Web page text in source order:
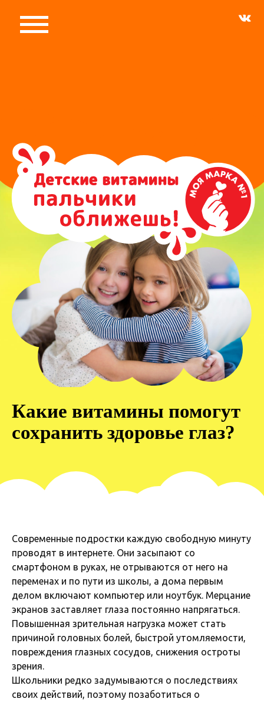
Какие витамины помогут
сохранить здоровье глаз?
Современные подростки каждую свободную минуту
проводят в интернете. Они засыпают со
смартфоном в руках, не отрываются от него на
переменах и по пути из школы, а дома первым
делом включают компьютер или ноутбук. Мерцание
экранов заставляет глаза постоянно напрягаться.
Повышенная зрительная нагрузка может стать
причиной головных болей, быстрой утомляемости,
повреждения глазных сосудов, снижения остроты
зрения.
Школьники редко задумываются о последствиях
своих действий, поэтому позаботиться о